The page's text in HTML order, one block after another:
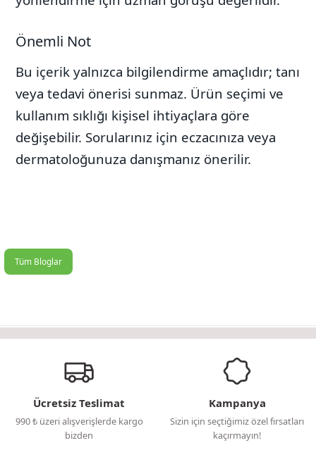
Önemli Not
Bu içerik yalnızca bilgilendirme amaçlıdır; tanı
veya tedavi önerisi sunmaz. Ürün seçimi ve
kullanım sıklığı kişisel ihtiyaçlara göre
değişebilir. Sorularınız için eczacınıza veya
dermatoloğunuza danışmanız önerilir.
Tüm Bloglar
Ücretsiz Teslimat
990 ₺ üzeri alışverişlerde kargo
bizden
Kampanya
Sizin için seçtiğimiz özel fırsatları
kaçırmayın!